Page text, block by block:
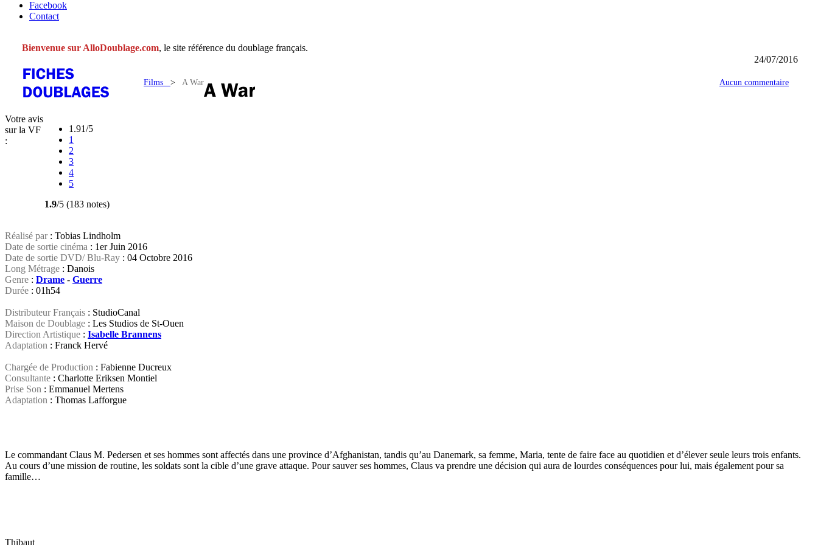
Facebook
Contact
Bienvenue sur AlloDoublage.com, le site référence du doublage français.
24/07/2016
Films > A War Aucun commentaire
Votre avis
sur la VF
:
1.91/5
1
2
3
4
5
1.9/5 (183 notes)
Réalisé par: Tobias Lindholm
Date de sortie cinéma : 1er Juin 2016
Date de sortie DVD/ Blu-Ray : 04 Octobre 2016
Long Métrage : Danois
Genre : Drame - Guerre
Durée : 01h54
Distributeur Français : StudioCanal
Maison de Doublage : Les Studios de St-Ouen
Direction Artistique : Isabelle Brannens
Adaptation : Franck Hervé
Chargée de Production : Fabienne Ducreux
Consultante : Charlotte Eriksen Montiel
Prise Son : Emmanuel Mertens
Adaptation : Thomas Lafforgue
Le commandant Claus M. Pedersen et ses hommes sont affectés dans une province d’Afghanistan, tandis qu’au Danemark, sa femme, Maria, tente de faire face au quotidien et d’élever seule leurs trois enfants.
Au cours d’une mission de routine, les soldats sont la cible d’une grave attaque. Pour sauver ses hommes, Claus va prendre une décision qui aura de lourdes conséquences pour lui, mais également pour sa
famille…
Thibaut